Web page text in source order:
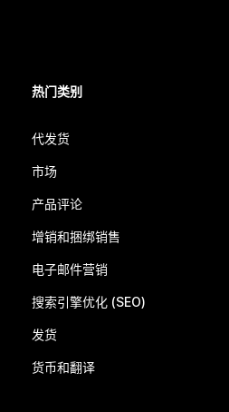
热门类别
代发货
市场
产品评论
增销和捆绑销售
电子邮件营销
搜索引擎优化 (SEO)
发货
货币和翻译